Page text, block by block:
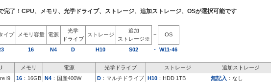
完了！CPU、メモリ、光学ドライブ、ストレージ、追加ストレージ、OSが選択可能です
イプ メモリ容量 電源
光学
ドライブ
ストレージ
追加
ストレージ※
− OS
16 N4 D H10 S02 - W11-46
メモリ 電源 光学ドライブ ストレージ 追加ストレージ
i9 16 ：16GB N4 ：国産400W
D ：マルチドライブ H10 ：HDD 1TB 無記入 ：なし